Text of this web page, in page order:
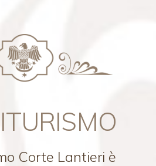
Corte Lantieri è